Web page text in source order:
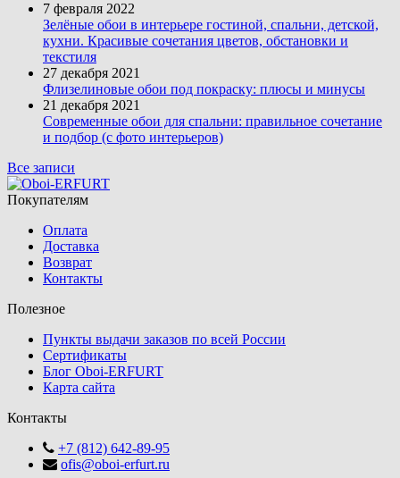
7 февраля 2022
Зелёные обои в интерьере гостиной, спальни, детской,
кухни. Красивые сочетания цветов, обстановки и
текстиля
27 декабря 2021
Флизелиновые обои под покраску: плюсы и минусы
21 декабря 2021
Современные обои для спальни: правильное сочетание
и подбор (с фото интерьеров)
Все записи
Покупателям
Оплата
Доставка
Возврат
Контакты
Полезное
Пункты выдачи заказов по всей России
Сертификаты
Блог Oboi-ERFURT
Карта сайта
Контакты
+7 (812) 642-89-95
ofis@oboi-erfurt.ru